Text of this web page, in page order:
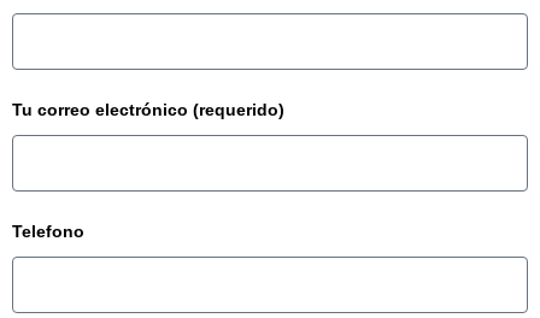
Tu correo electrónico (requerido)
Telefono